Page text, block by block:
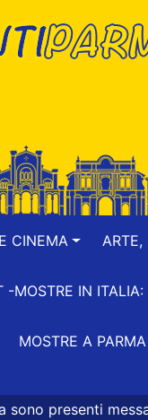
CINEMA ARTE,
-MOSTRE IN
MOSTRE A
promozionali